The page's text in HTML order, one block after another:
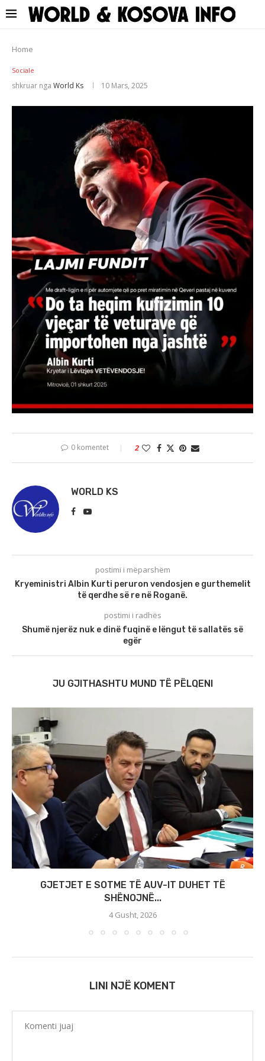
Home
Sociale
shkruar nga World Ks 10 Mars, 2025
0 komentet 2
WORLD KS
postimi i mëparshëm
Kryeministri Albin Kurti peruron vendosjen e gurthemelit
të qerdhe së re në Roganë.
postimi i radhës
Shumë njerëz nuk e dinë fuqinë e lëngut të sallatës së
egër
JU GJITHASHTU MUND TË PËLQENI
GJETJET E SOTME TË AUV-IT DUHET TË
SHËNOJNË...
4 Gusht, 2026
LINI NJË KOMENT